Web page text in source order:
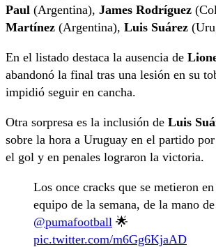
Paul (Argentina), James Rodríguez
Martínez (Argentina), Luis Suárez
En el listado destaca la ausencia de
abandonó la final tras una lesión en su
impidió seguir en cancha.
Otra sorpresa es la inclusión de Luis
sobre la hora a Uruguay en el partido
el gol y en penales lograron la victoria.
Los once cracks que se metieron
equipo de la semana, de la mano de
@pumafootball 🌟
pic.twitter.com/m6Gg6KjaAD